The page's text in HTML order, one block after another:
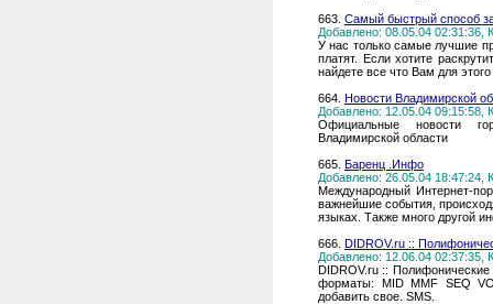
663. Самый быстрый способ
Добавлено: 08.05.04 02:31:36,
У нас только самые лучшие
платят. Если хотите
найдете все что Вам для
664. Новости Владимирской
Добавлено: 12.05.04 09:15:58,
Официальные новости
Владимирской области
665. Баренц .Инфо
Добавлено: 26.05.04 18:47:24,
Международный Интернет-
важнейшие события,
языках. Также много другой
666. DIDROV.ru ::
Добавлено: 12.06.04 02:37:35,
DIDROV.ru ::
форматы: MID MMF SEQ
добавить свое. SMS.